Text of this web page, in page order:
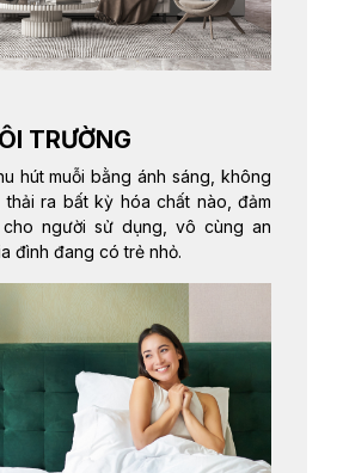
TRƯỜNG
hút muỗi bằng ánh sáng, không
ra bất kỳ hóa chất nào, đảm
người sử dụng, vô cùng an
đình đang có trẻ nhỏ.